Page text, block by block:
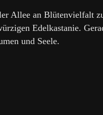
Allee an Blütenvielfalt
Edelkastanie.
und Seele.